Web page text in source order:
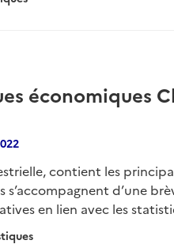
économiques
contient les
s’accompagnent d’une
en lien avec les